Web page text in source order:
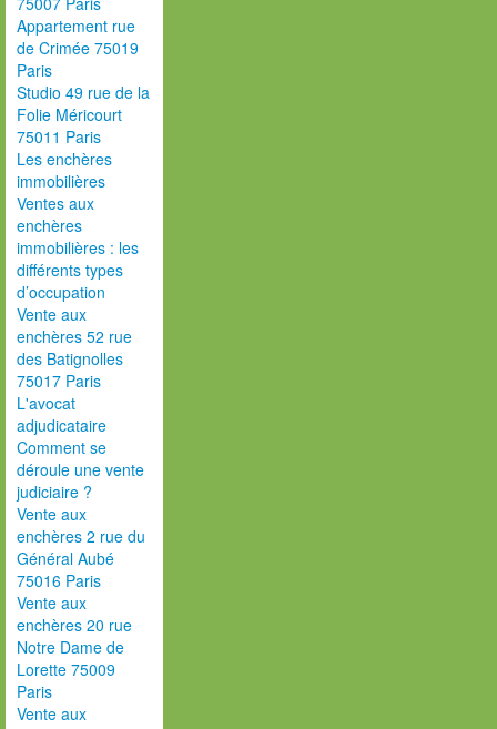
Appartement rue
de Crimée 75019
Paris
Studio 49 rue de la
Folie Méricourt
75011 Paris
Les enchères
immobilières
Ventes aux
enchères
immobilières : les
différents types
d’occupation
Vente aux
enchères 52 rue
des Batignolles
75017 Paris
L'avocat
adjudicataire
Comment se
déroule une vente
judiciaire ?
Vente aux
enchères 2 rue du
Général Aubé
75016 Paris
Vente aux
enchères 20 rue
Notre Dame de
Lorette 75009
Paris
Vente aux